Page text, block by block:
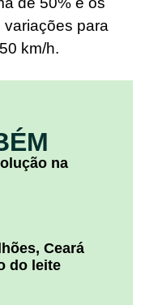
variações para
km/h.
na
Ceará
do leite